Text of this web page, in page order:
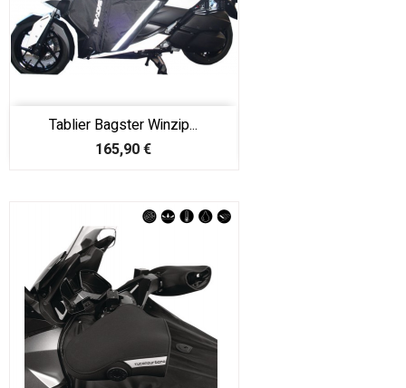
Tablier Bagster Winzip...
Prix
165,90 €